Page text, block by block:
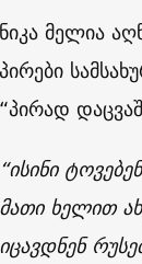
ნიკა მელია
პირები
“პირად
“ისინი
მათი ხელით
იცავდნენ